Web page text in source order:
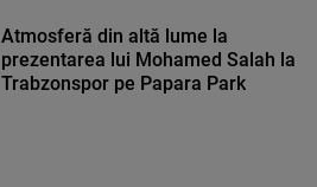
Atmosferă din altă lume la
prezentarea lui Mohamed Salah la
Trabzonspor pe Papara Park